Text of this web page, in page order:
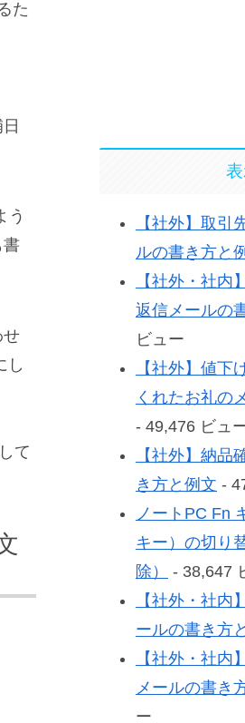
た
う
書
せ
し
て
【社外】取引
ルの書き方と
【社外・社内
返信メールの
ビュー
【社外】値下
くれたお礼の
- 49,476 ビュ
【社外】納品
き方と例文 -
ノートPC Fn
キー）の切り
除）
- 38,647
【社外・社内
ールの書き方
【社外・社内
メールの書き
ー